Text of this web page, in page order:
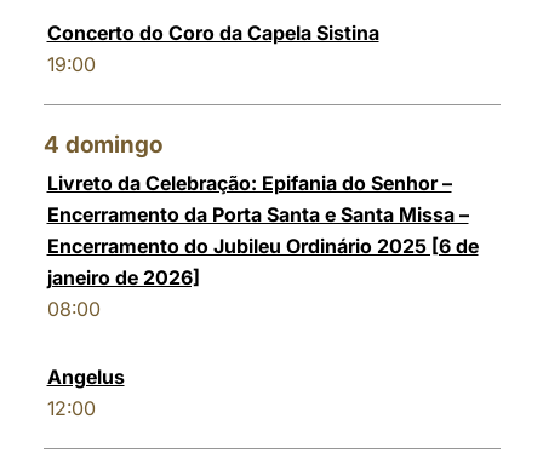
Concerto do Coro da Capela Sistina
19:00
4 domingo
Livreto da Celebração: Epifania do Senhor –
Encerramento da Porta Santa e Santa Missa –
Encerramento do Jubileu Ordinário 2025 [6 de
janeiro de 2026]
08:00
Angelus
12:00